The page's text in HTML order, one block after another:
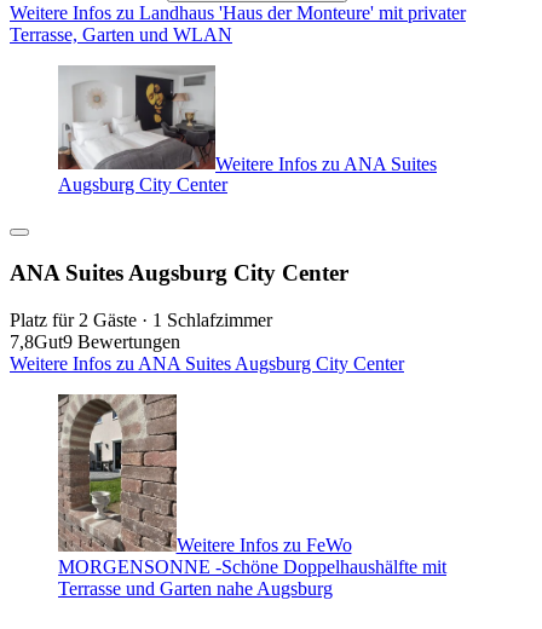
Weitere Infos zu Landhaus 'Haus der Monteure' mit privater
Terrasse, Garten und WLAN
Weitere Infos zu ANA Suites
Augsburg City Center
ANA Suites Augsburg City Center
Platz für 2 Gäste · 1 Schlafzimmer
7,8Gut9 Bewertungen
Weitere Infos zu ANA Suites Augsburg City Center
Weitere Infos zu FeWo
MORGENSONNE -Schöne Doppelhaushälfte mit
Terrasse und Garten nahe Augsburg